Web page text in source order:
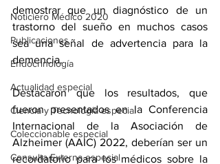
Noticiero Médico 2020
Publicaciones
Endocrinología
Actualidad especial
Ciencia y Tecnología especial
Coleccionable especial
Consulta Externa especial
trastorno del sueño en muchos casos
sea una señal de advertencia para la
demencia.
Destacaron que los resultados, que
fueron presentados en la Conferencia
Internacional de la Asociación de
Alzheimer (AAIC) 2022, deberían ser un
recordatorio para los médicos sobre la